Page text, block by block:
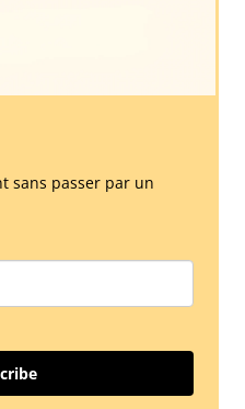
sans passer par un